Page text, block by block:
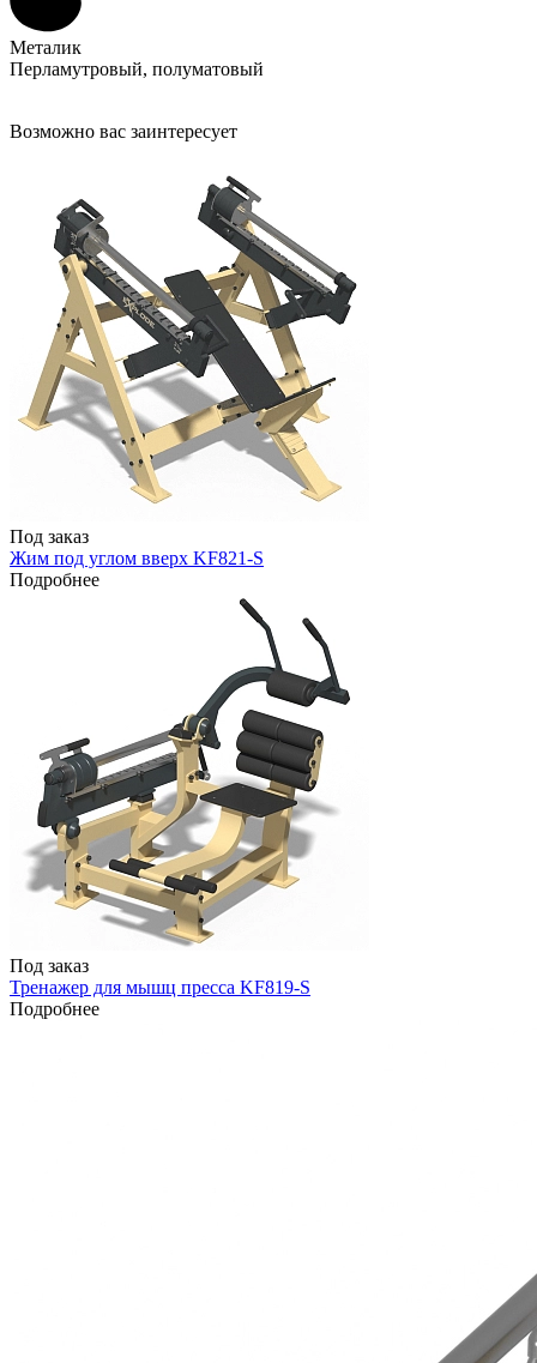
Металик
Перламутровый, полуматовый
Возможно вас заинтересует
Под заказ
Жим под углом вверх KF821-S
Подробнее
Под заказ
Тренажер для мышц пресса KF819-S
Подробнее